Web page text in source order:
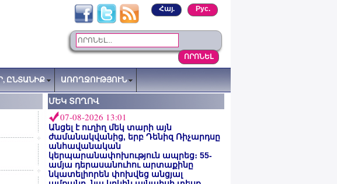
Рус.
Հայ.
ԸՆՏԱՆԻՔ ԱՌՈՂՋՈՒԹՅՈՒՆ
ՄԵԿ ՏՈՂՈՎ
07-08-2026 13:01
Անցել է ուղիղ մեկ տարի այն
ժամանակվանից, երբ Դենիզ Ռիչարդսը
անհավանական
կերպարանափոխություն ապրեց։ 55-
ամյա դերասանուհու արտաքինը
նկատելիորեն փոխվեց անցյալ